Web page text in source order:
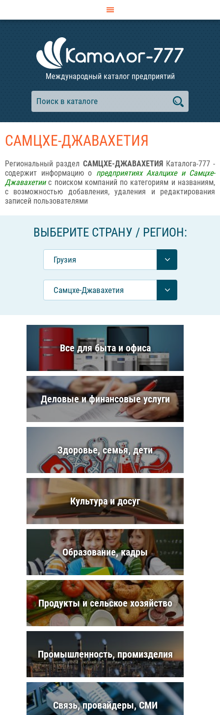
Международный каталог предприятий
САМЦХЕ-ДЖАВАХЕТИЯ
Региональный раздел САМЦХЕ-ДЖАВАХЕТИЯКаталога-777 -
содержит информацию о предприятиях Ахалцихе и Самцхе-
Джавахетиис поиском компаний по категориям и названиям,
с возможностью добавления, удаления и редактирования
записей пользователями
ВЫБЕРИТЕ СТРАНУ / РЕГИОН:
Грузия
Самцхе-Джавахетия
Все для быта и офиса
Деловые и финансовые услуги
Здоровье, семья, дети
Культура и досуг
Образование, кадры
Продукты и сельское хозяйство
Промышленность, промизделия
Связь, провайдеры, СМИ